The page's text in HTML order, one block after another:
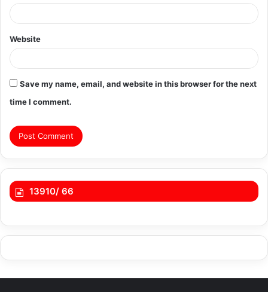
Website
Save my name, email, and website in this browser for the next
time I comment.
13910/ 66